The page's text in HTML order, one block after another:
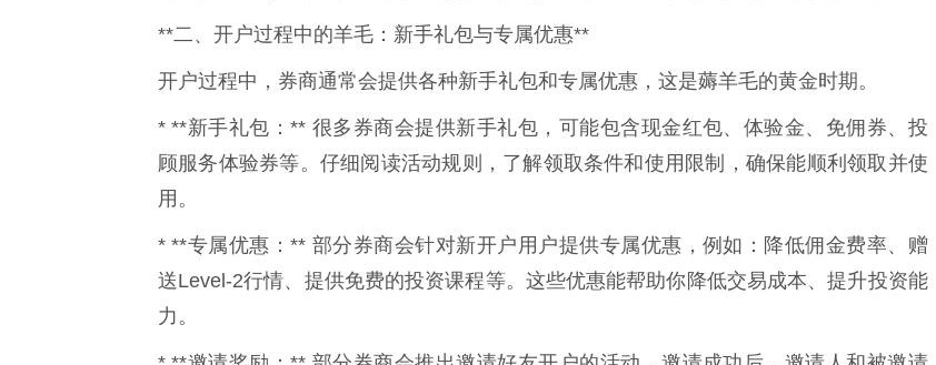
**二、开户过程中的羊毛：新手礼包与专属优惠**
开户过程中，券商通常会提供各种新手礼包和专属优惠，这是薅羊毛的黄金时期。
* **新手礼包：** 很多券商会提供新手礼包，可能包含现金红包、体验金、免佣券、投
顾服务体验券等。仔细阅读活动规则，了解领取条件和使用限制，确保能顺利领取并使
用。
* **专属优惠：** 部分券商会针对新开户用户提供专属优惠，例如：降低佣金费率、赠
送Level-2行情、提供免费的投资课程等。这些优惠能帮助你降低交易成本、提升投资能
力。